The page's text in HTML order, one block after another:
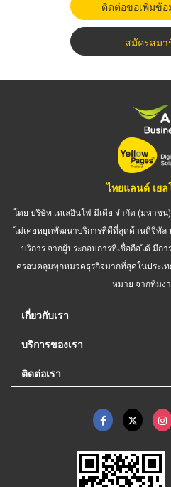
ติดต่อขอเพิ่มข้
สมัครสม
ไทยแลนด์ เยล
โดย บริษัท เทเลอินโฟ มีเดีย จำกัด (มหาชน
ไม่เคยหยุดพัฒนาบริการที่ดีที่สุดด้านดิจิทัล
บริการ จากผู้ประกอบการที่เชื่อถือได้ มีก
ครอบคลุมทุกหมวดธุรกิจมากที่สุดในประเ
หมาย จากทีมง
เกี่ยวกับเรา
บริการของเรา
ติดต่อเรา